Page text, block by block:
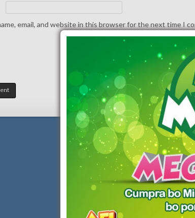
email, and website in this browser for the next time I